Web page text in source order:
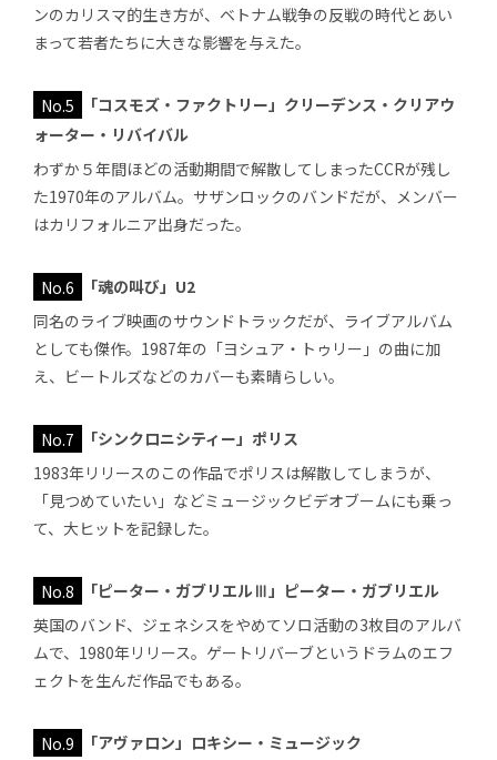
ンのカリスマ的生き方が、ベトナム戦争の反戦の時代とあい
まって若者たちに大きな影響を与えた。
No.5
「コスモズ・ファクトリー」クリーデンス・クリアウ
ォーター・リバイバル
わずか５年間ほどの活動期間で解散してしまったCCRが残し
た1970年のアルバム。サザンロックのバンドだが、メンバー
はカリフォルニア出身だった。
No.6
「魂の叫び」U2
同名のライブ映画のサウンドトラックだが、ライブアルバム
としても傑作。1987年の「ヨシュア・トゥリー」の曲に加
え、ビートルズなどのカバーも素晴らしい。
No.7
「シンクロニシティー」ポリス
1983年リリースのこの作品でポリスは解散してしまうが、
「見つめていたい」などミュージックビデオブームにも乗っ
て、大ヒットを記録した。
No.8
「ピーター・ガブリエルⅢ」ピーター・ガブリエル
英国のバンド、ジェネシスをやめてソロ活動の3枚目のアルバ
ムで、1980年リリース。ゲートリバーブというドラムのエフ
ェクトを生んだ作品でもある。
No.9
「アヴァロン」ロキシー・ミュージック